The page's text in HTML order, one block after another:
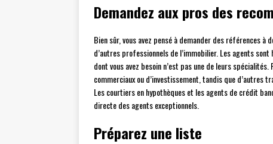
Demandez aux pros des
Bien sûr, vous avez pensé à demander des références
d’autres professionnels de l’immobilier. Les agents
dont vous avez besoin n’est pas une de leurs
commerciaux ou d’investissement, tandis que d’autres
Les courtiers en hypothèques et les agents de crédit
directe des agents exceptionnels.
Préparez une liste